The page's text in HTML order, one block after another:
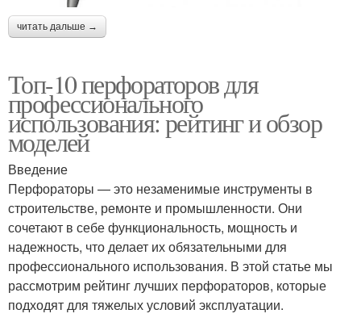
читать дальше →
Топ-10 перфораторов для
профессионального
использования: рейтинг и обзор
моделей
Введение
Перфораторы — это незаменимые инструменты в
строительстве, ремонте и промышленности. Они
сочетают в себе функциональность, мощность и
надежность, что делает их обязательными для
профессионального использования. В этой статье мы
рассмотрим рейтинг лучших перфораторов, которые
подходят для тяжелых условий эксплуатации.